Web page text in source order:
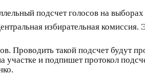
подсчет голосов на
избирательная комиссия.
Проводить такой подсчет будут
участке и подпишет протокол